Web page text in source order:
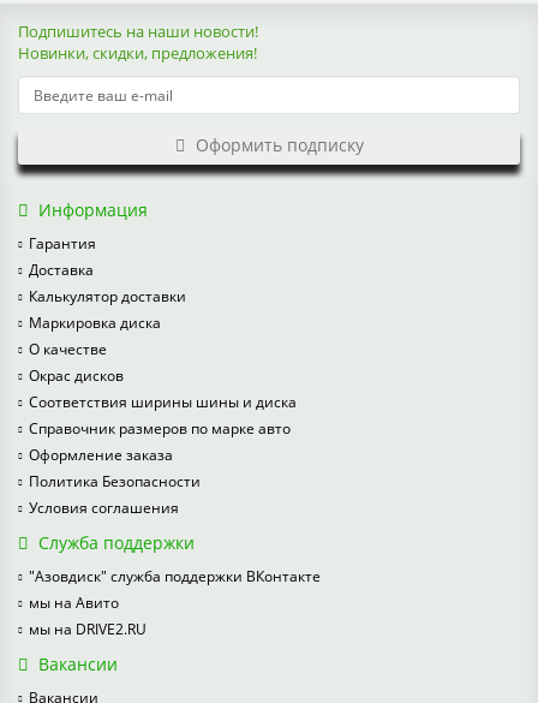
Подпишитесь на наши новости!
Новинки, скидки, предложения!
Оформить подписку
Информация
Гарантия
Доставка
Калькулятор доставки
Маркировка диска
О качестве
Окрас дисков
Соответствия ширины шины и диска
Справочник размеров по марке авто
Оформление заказа
Политика Безопасности
Условия соглашения
Служба поддержки
"Азовдиск" служба поддержки ВКонтакте
мы на Авито
мы на DRIVE2.RU
Вакансии
Вакансии